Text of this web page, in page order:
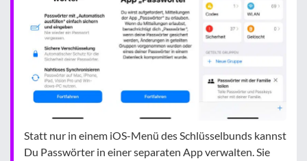
Statt nur in einem iOS-Menü des Schlüsselbunds kannst
Du Passwörter in einer separaten App verwalten. Sie